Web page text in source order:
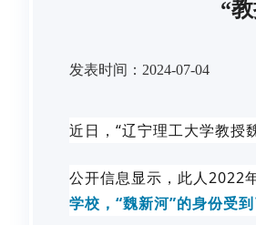
“
发表时间：2024-07-04
近日，“辽宁理工大学教授
公开信息显示，此人2022
学校，“魏新河”的身份受到